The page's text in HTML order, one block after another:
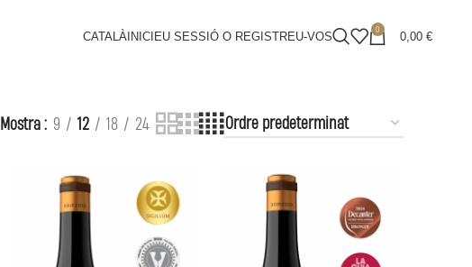
CATALÀINICIEU SESSIÓ O REGISTREU-VOS 0 0,00€
Mostra 9 12 18 24